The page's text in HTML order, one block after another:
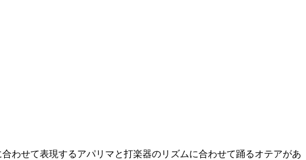
わせて表現するアパリマと打楽器のリズムに合わせて踊るオテアがあ